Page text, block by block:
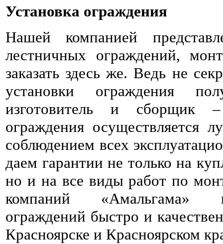
Установка ограждения
Нашей компанией
лестничных ограждений,
заказать здесь же. Ведь не
установки ограждения
изготовитель и
ограждения осуществляется
соблюдением всех
даем гарантии не только на
но и на все виды работ по
компаний «Амальгама»
ограждений быстро и
Красноярске и Красноярском